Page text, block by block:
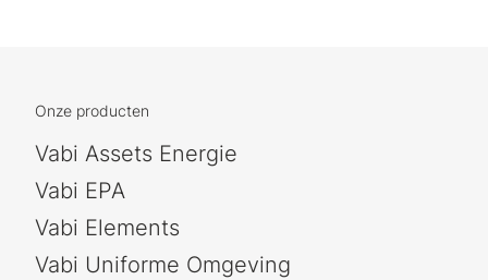
Onze producten
Vabi Assets Energie
Vabi EPA
Vabi Elements
Vabi Uniforme Omgeving